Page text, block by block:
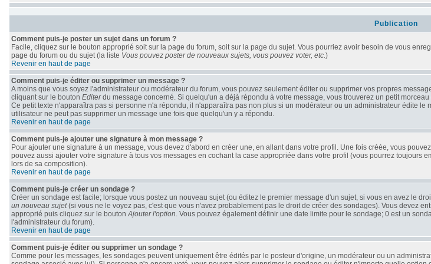
Publication
Comment puis-je poster un sujet dans un forum ?
Facile, cliquez sur le bouton approprié soit sur la page du forum, soit sur la page du sujet. Vous pourriez avoir besoin de vous
page du forum ou du sujet (la liste Vous pouvez poster de nouveaux sujets, vous pouvez voter, etc.)
Revenir en haut de page
Comment puis-je éditer ou supprimer un message ?
A moins que vous soyez l'administrateur ou modérateur du forum, vous pouvez seulement éditer ou supprimer vos propres
cliquant sur le bouton Editerdu message concerné. Si quelqu'un a déjà répondu à votre message, vous trouverez un petit
Ce petit texte n'apparaîtra pas si personne n'a répondu, il n'apparaîtra pas non plus si un modérateur ou un administrateur édite
utilisateur ne peut pas supprimer un message une fois que quelqu'un y a répondu.
Revenir en haut de page
Comment puis-je ajouter une signature à mon message ?
Pour ajouter une signature à un message, vous devez d'abord en créer une, en allant dans votre profil. Une fois créée, vous
pouvez aussi ajouter votre signature à tous vos messages en cochant la case appropriée dans votre profil (vous pourrez toujours
lors de sa composition).
Revenir en haut de page
Comment puis-je créer un sondage ?
Créer un sondage est facile; lorsque vous postez un nouveau sujet (ou éditez le premier message d'un sujet, si vous en avez le
un nouveau sujet(si vous ne le voyez pas, c'est que vous n'avez probablement pas le droit de créer des sondages). Vous devez
approprié puis cliquez sur le boutonAjouter l'option. Vous pouvez également définir une date limite pour le sondage; 0 est un
l'administrateur du forum).
Revenir en haut de page
Comment puis-je éditer ou supprimer un sondage ?
Comme pour les messages, les sondages peuvent uniquement être édités par le posteur d'origine, un modérateur ou un